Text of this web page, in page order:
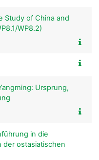
Study of China and
WP8.2)
Ursprung,
in die
der ostasiatischen